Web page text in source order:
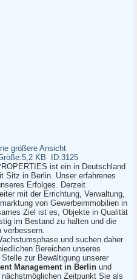
ist ein in Deutschland
Sitz in Berlin. Unser erfahrenes
Erfolges. Derzeit
mit der Errichtung, Verwaltung,
von Gewerbeimmobilien in
Ziel ist es, Objekte in Qualität
im Bestand zu halten und die
verbessern.
und suchen daher
Bereichen unseres
zur Bewältigung unserer
Management in Berlin und
Zeitpunkt Sie als